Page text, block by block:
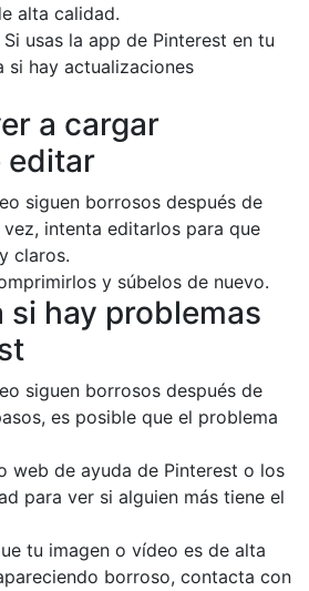
alta calidad.
Si usas la app de Pinterest en tu
si hay actualizaciones
a cargar
editar
siguen borrosos después de
intenta editarlos para que
claros.
y súbelos de nuevo.
si hay problemas
siguen borrosos después de
es posible que el problema
web de ayuda de Pinterest o los
para ver si alguien más tiene el
tu imagen o vídeo es de alta
borroso, contacta con